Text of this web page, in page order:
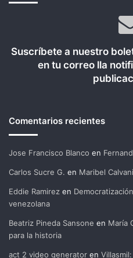
Suscríbete a nuestro
en tu correo lla
Comentarios recientes
Jose Francisco Blanco en
Carlos Sucre G. en Maribel
Eddie Ramirez en
venezolana
Beatriz Pineda Sansone en María
para la historia
act 2 video generator en